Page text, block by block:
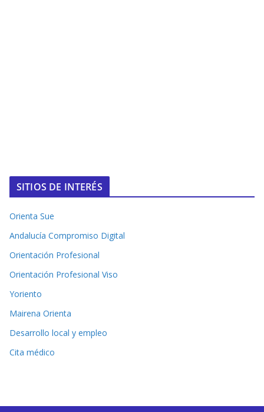
SITIOS DE INTERÉS
Orienta Sue
Andalucía Compromiso Digital
Orientación Profesional
Orientación Profesional Viso
Yoriento
Mairena Orienta
Desarrollo local y empleo
Cita médico